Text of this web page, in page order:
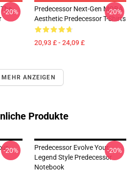
-20%
Predecessor Next-Gen MOBA
Aesthetic Predecessor T-Shirts
20,93 £ - 24,09 £
-20%
MEHR ANZEIGEN
Produkte
-20%
Predecessor Evolve Your
Legend Style Predecessor
Notebook
-20%